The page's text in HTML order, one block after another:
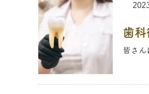
歯
皆さん